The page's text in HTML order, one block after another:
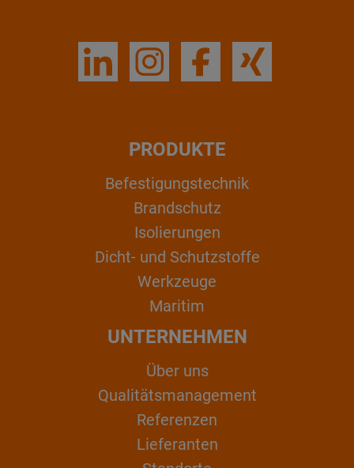
PRODUKTE
Befestigungstechnik
Brandschutz
Isolierungen
Dicht- und Schutzstoffe
Werkzeuge
Maritim
UNTERNEHMEN
Über uns
Qualitätsmanagement
Referenzen
Lieferanten